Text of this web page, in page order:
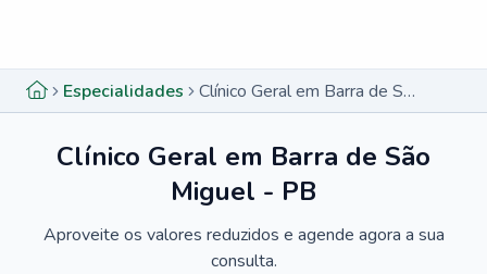
Especialidades Clínico Geral em Barra de São Miguel - PB
Clínico Geral em Barra de São
Miguel - PB
Aproveite os valores reduzidos e agende agora a sua
consulta.